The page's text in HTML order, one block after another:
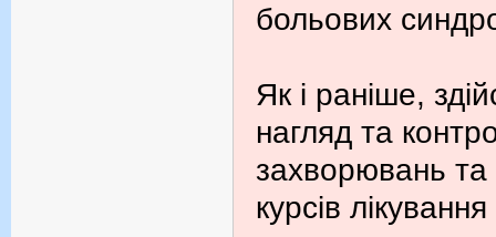
больових
Як і раніше,
нагляд та
захворювань
курсів лікування